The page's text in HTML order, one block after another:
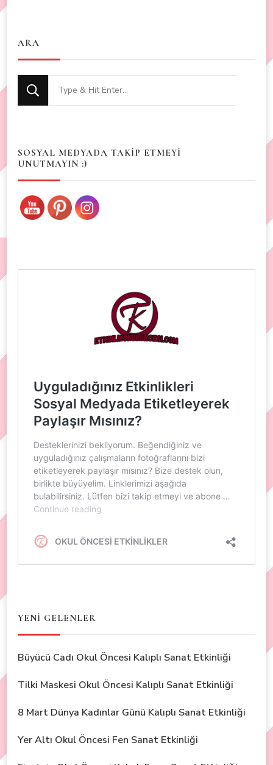
ARA
Looking
for
SOSYAL MEDYADA TAKİP ETMEYİ
UNUTMAYIN :)
YENİ GELENLER
Büyücü Cadı Okul Öncesi Kalıplı Sanat Etkinliği
Tilki Maskesi Okul Öncesi Kalıplı Sanat Etkinliği
8 Mart Dünya Kadınlar Günü Kalıplı Sanat Etkinliği
Yer Altı Okul Öncesi Fen Sanat Etkinliği